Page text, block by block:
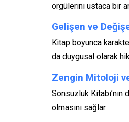
örgülerini ustaca bir
Gelişen ve
Kitap boyunca
da duygusal olarak
Zengin Mitoloji
Sonsuzluk
olmasını sağlar.